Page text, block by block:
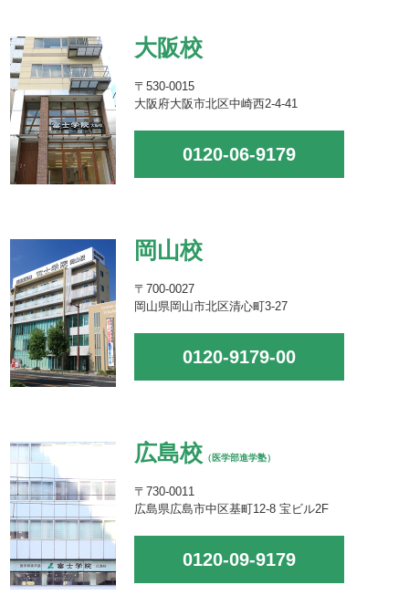
大阪校
〒530-0015
大阪府大阪市北区中崎西2-4-41
0120-06-9179
岡山校
〒700-0027
岡山県岡山市北区清心町3-27
0120-9179-00
広島校 （医学部進学塾）
〒730-0011
広島県広島市中区基町12-8 宝ビル2F
0120-09-9179